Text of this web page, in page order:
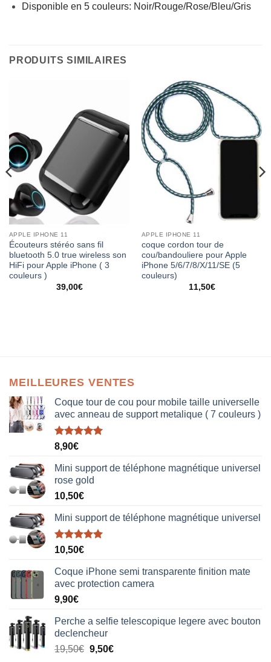
Disponible en 5 couleurs: Noir/Rouge/Rose/Bleu/Gris
PRODUITS SIMILAIRES
APPLE IPHONE 11
Écouteurs stéréo sans fil
bluetooth 5.0 true wireless son
HiFi pour Apple iPhone ( 3
couleurs )
39,00€
APPLE IPHONE 11
coque cordon tour de
cou/bandouliere pour Apple
iPhone 5/6/7/8/X/11/SE (5
couleurs)
11,50€
MEILLEURES VENTES
Coque tour de cou pour mobile taille universelle
avec anneau de support metalique ( 7 couleurs )
Note5.00
8,90€
Mini support de téléphone magnétique universel
rose gold
10,50€
Mini support de téléphone magnétique universel
Note5.00
10,50€
Coque iPhone semi transparente finition mate
avec protection camera
9,90€
Perche a selfie telescopique legere avec bouton
declencheur
19,50€ 9,50€